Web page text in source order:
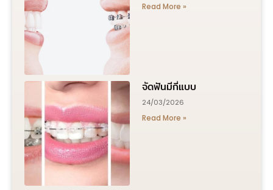
Read More »
จัดฟันมีกี่แบบ
24/03/2026
Read More »